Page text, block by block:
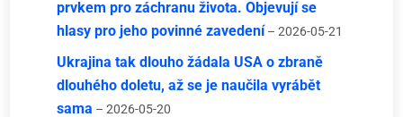
prvkem pro záchranu života. Objevují se
hlasy pro jeho povinné zavedení – 2026-05-21
Ukrajina tak dlouho žádala USA o zbraně
dlouhého doletu, až se je naučila vyrábět
sama – 2026-05-20